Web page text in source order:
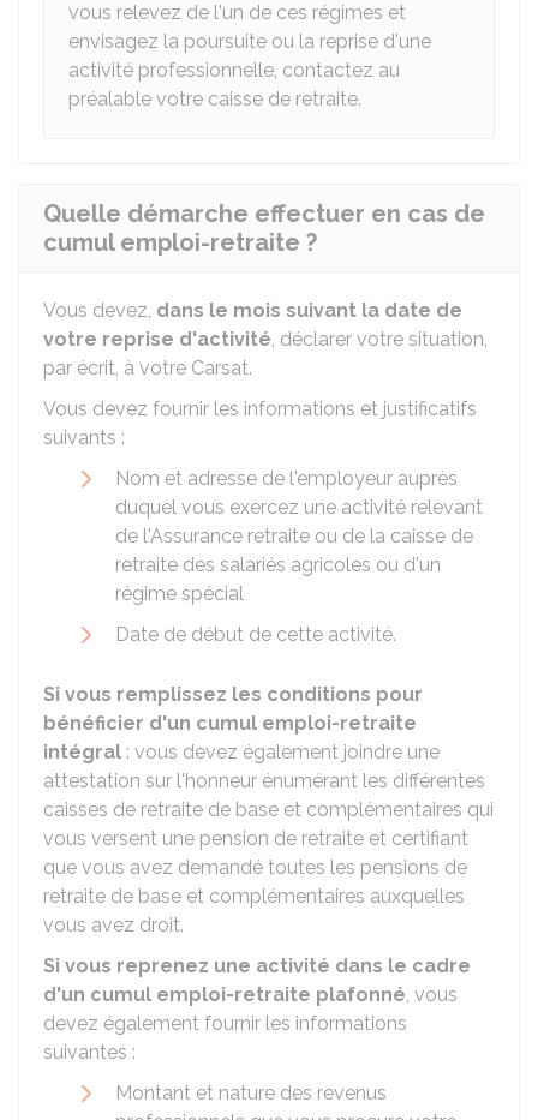
vous relevez de l'un de ces régimes et
envisagez la poursuite ou la reprise d'une
activité professionnelle, contactez au
préalable votre caisse de retraite.
Quelle démarche effectuer en cas de
cumul emploi-retraite ?
Vous devez, dans le mois suivant la date de
votre reprise d'activité, déclarer votre situation,
par écrit, à votre Carsat.
Vous devez fournir les informations et justificatifs
suivants :
Nom et adresse de l'employeur auprès
duquel vous exercez une activité relevant
de l'Assurance retraite ou de la caisse de
retraite des salariés agricoles ou d'un
régime spécial
Date de début de cette activité.
Si vous remplissez les conditions pour
bénéficier d'un cumul emploi-retraite
intégral : vous devez également joindre une
attestation sur l'honneur énumérant les différentes
caisses de retraite de base et complémentaires qui
vous versent une pension de retraite et certifiant
que vous avez demandé toutes les pensions de
retraite de base et complémentaires auxquelles
vous avez droit.
Si vous reprenez une activité dans le cadre
d'un cumul emploi-retraite plafonné, vous
devez également fournir les informations
suivantes :
Montant et nature des revenus